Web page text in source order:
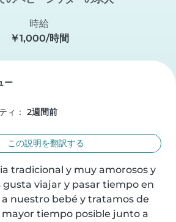
時給
￥1,000/時間
ー
ィ： 2週間前
この説明を翻訳する
tradicional y muy amorosos y
gusta viajar y pasar tiempo en
nuestro bebé y tratamos de
tiempo posible junto a